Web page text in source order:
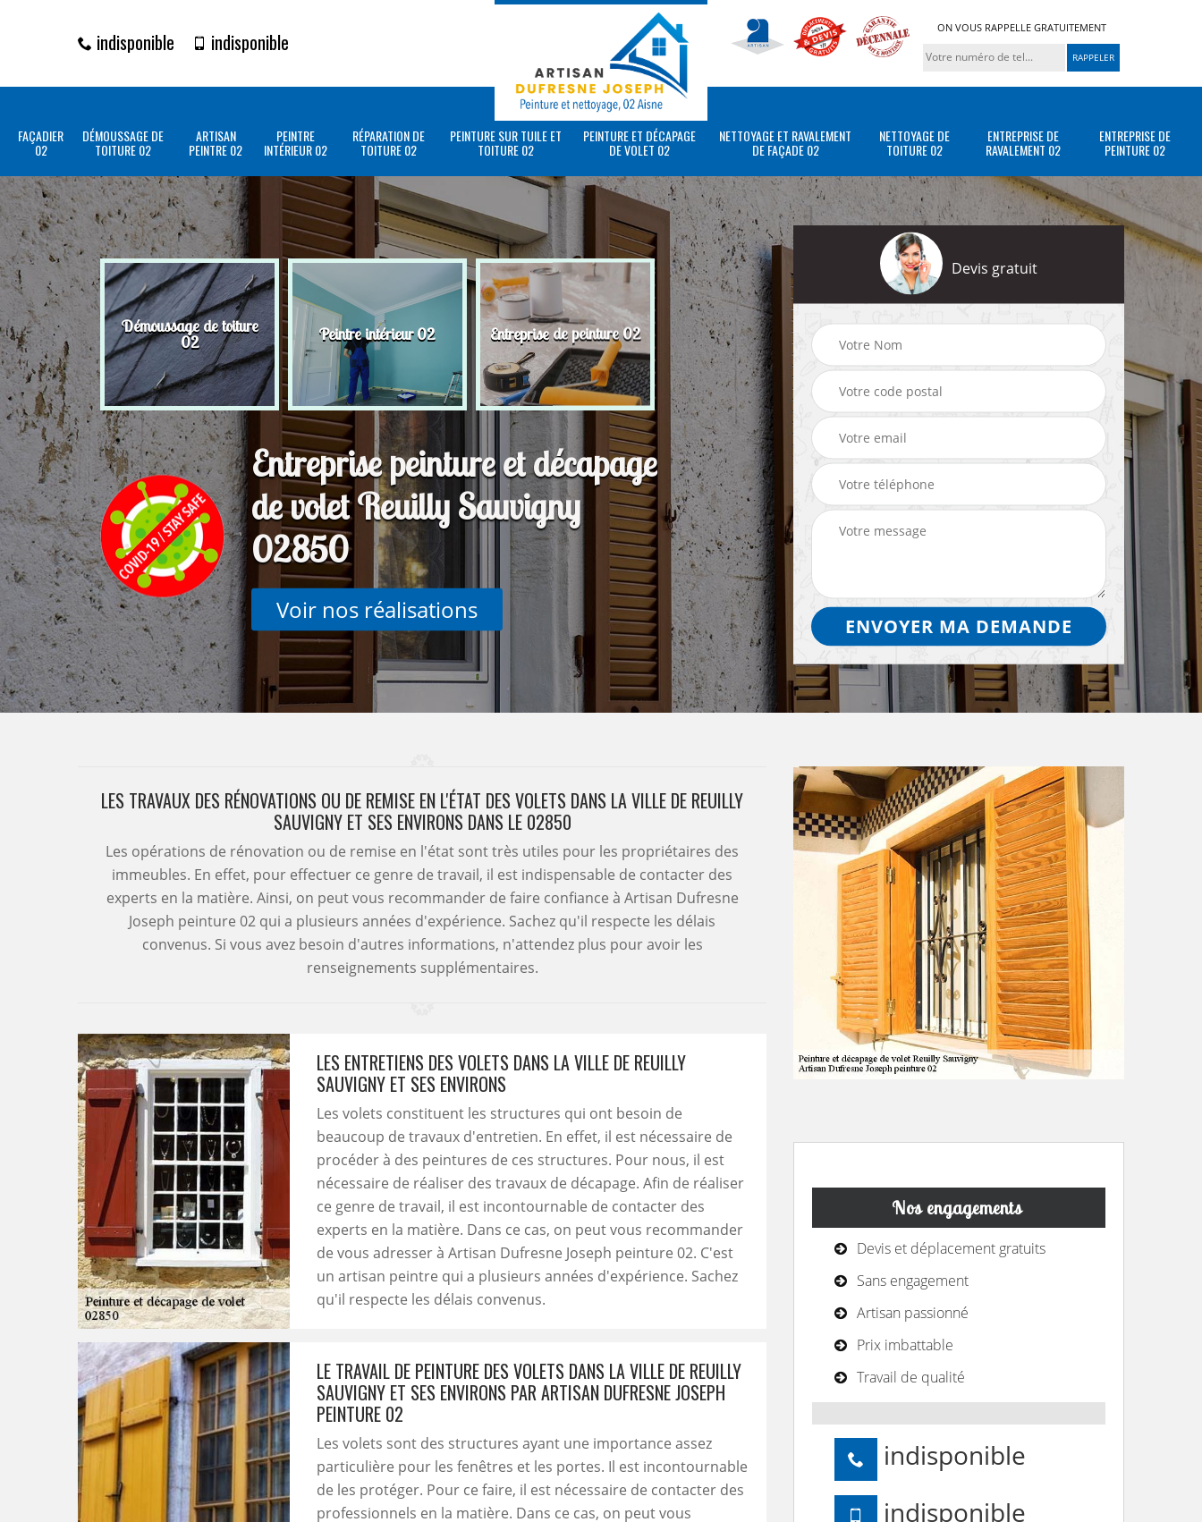
indisponible indisponible
ON VOUS RAPPELLE GRATUITEMENT
FAÇADIER
02
DÉMOUSSAGE DE
TOITURE 02
ARTISAN
PEINTRE 02
PEINTRE
INTÉRIEUR 02
RÉPARATION DE
TOITURE 02
PEINTURE SUR TUILE ET
TOITURE 02
PEINTURE ET DÉCAPAGE
DE VOLET 02
NETTOYAGE ET RAVALEMENT
DE FAÇADE 02
NETTOYAGE DE
TOITURE 02
ENTREPRISE DE
RAVALEMENT 02
ENTREPRISE DE
PEINTURE 02
Démoussage de toiture
02 Peintre intérieur 02 Entreprise de peinture 02
Entreprise peinture et décapage
de volet Reuilly Sauvigny
02850
Voir nos réalisations
Devis gratuit
LES TRAVAUX DES RÉNOVATIONS OU DE REMISE EN L'ÉTAT DES VOLETS DANS LA VILLE DE REUILLY
SAUVIGNY ET SES ENVIRONS DANS LE 02850
Les opérations de rénovation ou de remise en l'état sont très utiles pour les propriétaires des
immeubles. En effet, pour effectuer ce genre de travail, il est indispensable de contacter des
experts en la matière. Ainsi, on peut vous recommander de faire confiance à Artisan Dufresne
Joseph peinture 02 qui a plusieurs années d'expérience. Sachez qu'il respecte les délais
convenus. Si vous avez besoin d'autres informations, n'attendez plus pour avoir les
renseignements supplémentaires.
LES ENTRETIENS DES VOLETS DANS LA VILLE DE REUILLY
SAUVIGNY ET SES ENVIRONS
Les volets constituent les structures qui ont besoin de
beaucoup de travaux d'entretien. En effet, il est nécessaire de
procéder à des peintures de ces structures. Pour nous, il est
nécessaire de réaliser des travaux de décapage. Afin de réaliser
ce genre de travail, il est incontournable de contacter des
experts en la matière. Dans ce cas, on peut vous recommander
de vous adresser à Artisan Dufresne Joseph peinture 02. C'est
un artisan peintre qui a plusieurs années d'expérience. Sachez
qu'il respecte les délais convenus.
LE TRAVAIL DE PEINTURE DES VOLETS DANS LA VILLE DE REUILLY
SAUVIGNY ET SES ENVIRONS PAR ARTISAN DUFRESNE JOSEPH
PEINTURE 02
Les volets sont des structures ayant une importance assez
particulière pour les fenêtres et les portes. Il est incontournable
de les protéger. Pour ce faire, il est nécessaire de contacter des
professionnels en la matière. Dans ce cas, on peut vous
Nos engagements
Devis et déplacement gratuits
Sans engagement
Artisan passionné
Prix imbattable
Travail de qualité
indisponible
indisponible